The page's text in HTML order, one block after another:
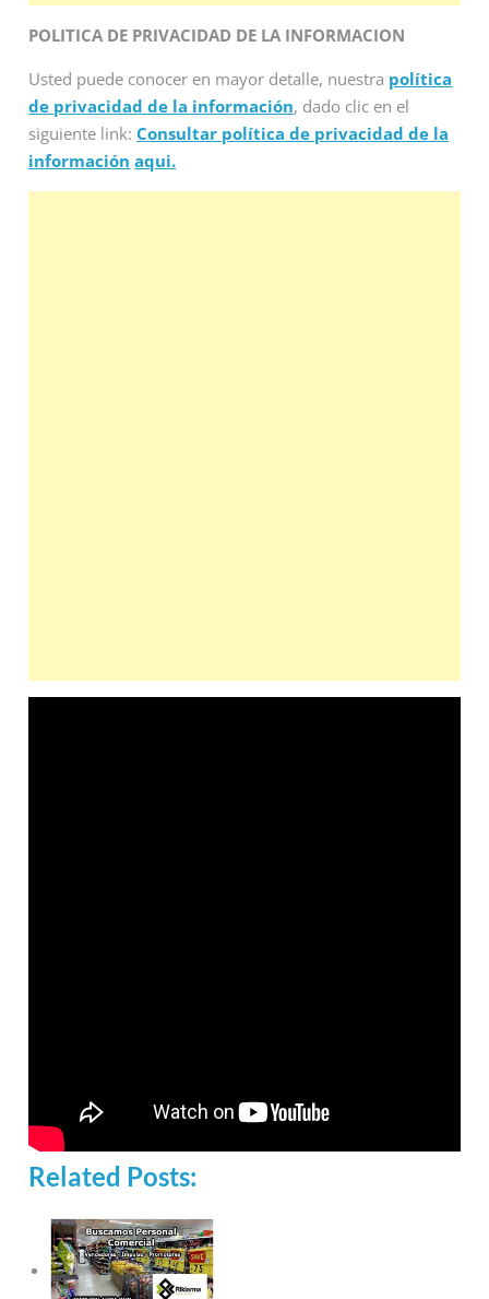
POLITICA DE PRIVACIDAD DE LA INFORMACION
Usted puede conocer en mayor detalle, nuestra política
de privacidad de la información, dado clic en el
siguiente link:Consultar política de privacidad de la
información aqui.
Related Posts: